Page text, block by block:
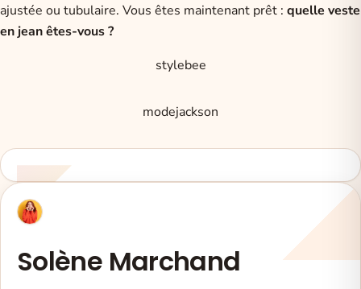
ajustée ou tubulaire. Vous êtes maintenant prêt : quelle veste
en jean êtes-vous ?
stylebee
modejackson
Solène Marchand